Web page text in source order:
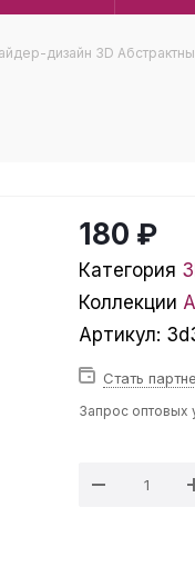
дизайн 3D
180 ₽
Категория
Коллекции
Артикул:
Стать
Запрос оптовых